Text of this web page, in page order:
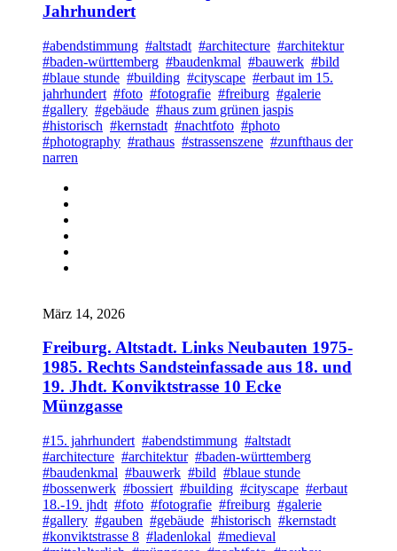
Jahrhundert
#abendstimmung #altstadt #architecture #architektur
#baden-württemberg #baudenkmal #bauwerk #bild
#blaue stunde #building #cityscape #erbaut im 15.
jahrhundert #foto #fotografie #freiburg #galerie
#gallery #gebäude #haus zum grünen jaspis
#historisch #kernstadt #nachtfoto #photo
#photography #rathaus #strassenszene #zunfthaus der
narren
März 14, 2026
Freiburg. Altstadt. Links Neubauten 1975-
1985. Rechts Sandsteinfassade aus 18. und
19. Jhdt. Konviktstrasse 10 Ecke
Münzgasse
#15. jahrhundert #abendstimmung #altstadt
#architecture #architektur #baden-württemberg
#baudenkmal #bauwerk #bild #blaue stunde
#bossenwerk #bossiert #building #cityscape #erbaut
18.-19. jhdt #foto #fotografie #freiburg #galerie
#gallery #gauben #gebäude #historisch #kernstadt
#konviktstrasse 8 #ladenlokal #medieval